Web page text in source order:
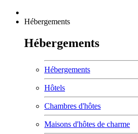
Hébergements
Hébergements
Hébergements
Hôtels
Chambres d'hôtes
Maisons d'hôtes de charme